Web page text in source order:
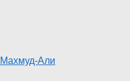
Махмуд-Али